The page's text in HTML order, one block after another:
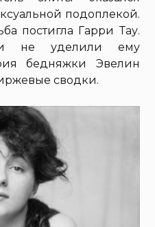
подоплекой.
постигла Гарри Тау.
не уделили ему
бедняжки Эвелин
сводки.